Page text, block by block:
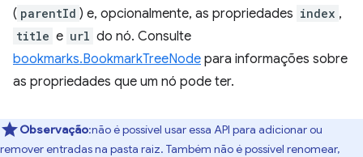
( parentId ) e, opcionalmente, as propriedades index ,
title e url do nó. Consulte
bookmarks.BookmarkTreeNode para informações sobre
as propriedades que um nó pode ter.
Observação:não é possível usar essa API para adicionar ou
remover entradas na pasta raiz. Também não é possível renomear,